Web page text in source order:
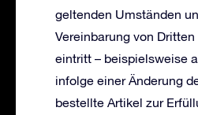
geltenden Umständen
Vereinbarung von
eintritt – beispielsweise
infolge einer Änderung
bestellte Artikel zur